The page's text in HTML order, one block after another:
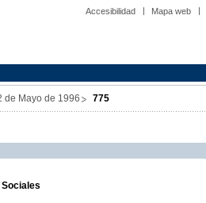
Accesibilidad Mapa web
de Mayo de 1996 775
Sociales